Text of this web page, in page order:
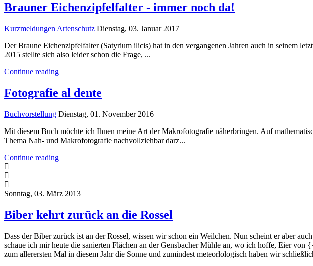
Brauner Eichenzipfelfalter - immer noch da!
Kurzmeldungen Artenschutz Dienstag, 03. Januar 2017
Der Braune Eichenzipfelfalter (Satyrium ilicis) hat in den vergangenen Jahren auch in seinem
2015 stellte sich also leider schon die Frage, ...
Continue reading
Fotografie al dente
Buchvorstellung Dienstag, 01. November 2016
Mit diesem Buch möchte ich Ihnen meine Art der Makrofotografie näherbringen. Auf
Thema Nah- und Makrofotografie nachvollziehbar darz...
Continue reading
Sonntag, 03. März 2013
Biber kehrt zurück an die Rossel
Dass der Biber zurück ist an der Rossel, wissen wir schon ein Weilchen. Nun scheint er aber
schaue ich mir heute die sanierten Flächen an der Gensbacher Mühle an, wo ich hoffe, Eier
zum allerersten Mal in diesem Jahr die Sonne und zumindest meteorlologisch haben wir